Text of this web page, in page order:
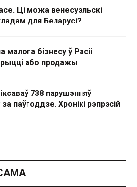
Ці можа венесуэльскі
для Беларусі?
малога бізнесу ў Расіі
або продажы
738 парушэнняў
паўгоддзе. Хронікі рэпрэсій